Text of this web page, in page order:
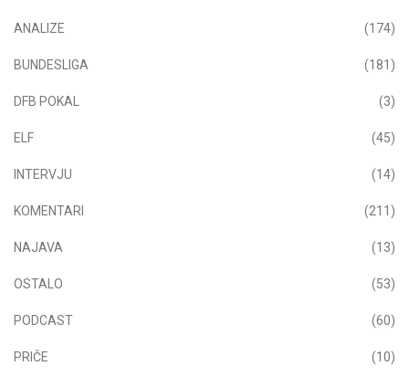
ANALIZE (174)
BUNDESLIGA (181)
DFB POKAL (3)
ELF (45)
INTERVJU (14)
KOMENTARI (211)
NAJAVA (13)
OSTALO (53)
PODCAST (60)
PRIČE (10)